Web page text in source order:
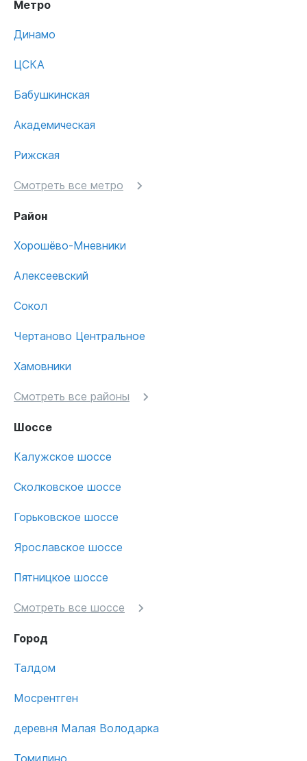
Метро
Динамо
ЦСКА
Бабушкинская
Академическая
Рижская
Смотреть все метро
Район
Хорошёво-Мневники
Алексеевский
Сокол
Чертаново Центральное
Хамовники
Смотреть все районы
Шоссе
Калужское шоссе
Сколковское шоссе
Горьковское шоссе
Ярославское шоссе
Пятницкое шоссе
Смотреть все шоссе
Город
Талдом
Мосрентген
деревня Малая Володарка
Томилино